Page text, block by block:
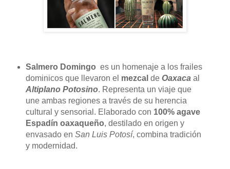
Salmero Domingo es un homenaje a los frailes
dominicos que llevaron el mezcal de Oaxaca al
Altiplano Potosino. Representa un viaje que
une ambas regiones a través de su herencia
cultural y sensorial. Elaborado con 100% agave
Espadín oaxaqueño, destilado en origen y
envasado en San Luis Potosí, combina tradición
y modernidad.